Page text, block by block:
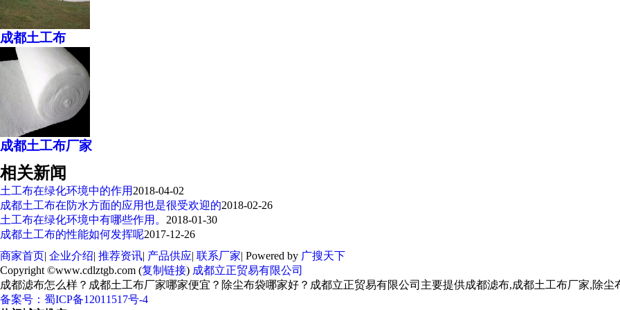
成都土工布
成都土工布厂家
相关新闻
土工布在绿化环境中的作用 2018-04-02
成都土工布在防水方面的应用也是很受欢迎的2018-02-26
土工布在绿化环境中有哪些作用。 2018-01-30
成都土工布的性能如何发挥呢2017-12-26
商家首页| 企业介绍| 推荐资讯| 产品供应| 联系厂家| Powered by 广搜天下
Copyright ©www.cdlztgb.com (复制链接) 成都立正贸易有限公司
成都滤布怎么样？成都土工布厂家哪家便宜？除尘布袋哪家好？成都立正贸易有限公司主要提供成都滤布,成都土工布厂家,除尘
备案号： 蜀ICP备12011517号-4